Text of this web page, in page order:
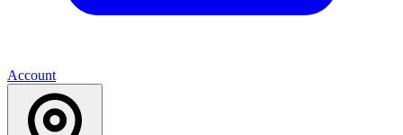
Account